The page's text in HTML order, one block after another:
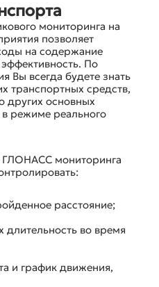
мониторинга на
позволяет
на содержание
По
Вы всегда будете знать
транспортных средств,
других основных
режиме реального
ГЛОНАСС мониторинга
расстояние;
длительность во время
и график движения,